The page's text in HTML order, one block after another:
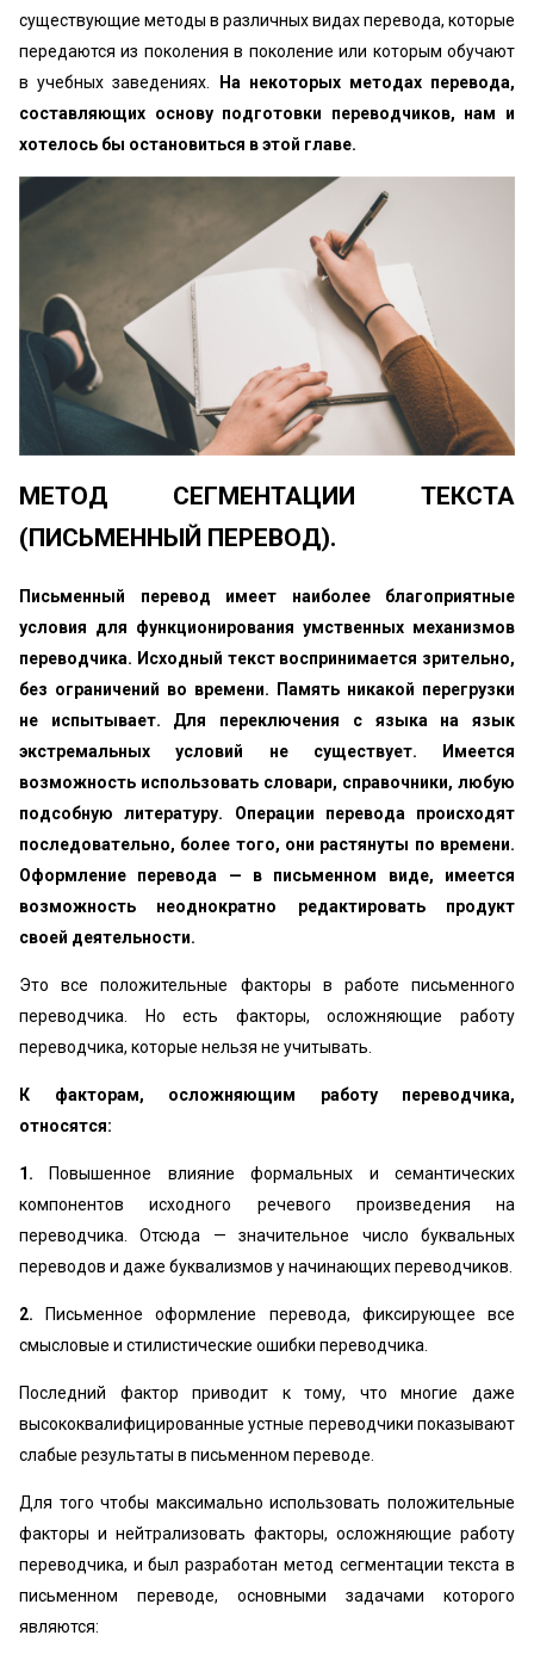
существующие методы в различных видах перевода, которые
передаются из поколения в поколение или которым обучают
в учебных заведениях.
На некоторых методах перевода,
составляющих основу подготовки переводчиков, нам и
хотелось бы остановиться в этой главе.
МЕТОД СЕГМЕНТАЦИИ ТЕКСТА
(ПИСЬМЕННЫЙ ПЕРЕВОД).
Письменный перевод имеет наиболее благоприятные
условия для функционирования умственных механизмов
переводчика. Исходный текст воспринимается зрительно,
без ограничений во времени. Память никакой перегрузки
не испытывает. Для переключения с языка на язык
экстремальных условий не существует. Имеется
возможность использовать словари, справочники, любую
подсобную литературу. Операции перевода происходят
последовательно, более того, они растянуты по времени.
Оформление перевода — в письменном виде, имеется
возможность неоднократно редактировать продукт
своей деятельности.
Это все положительные факторы в работе письменного
переводчика. Но есть факторы, осложняющие работу
переводчика, которые нельзя не учитывать.
К факторам, осложняющим работу переводчика,
относятся:
1. Повышенное влияние формальных и семантических
компонентов исходного речевого произведения на
переводчика. Отсюда — значительное число буквальных
переводов и даже буквализмов у начинающих переводчиков.
2. Письменное оформление перевода, фиксирующее все
смысловые и стилистические ошибки переводчика.
Последний фактор приводит к тому, что многие даже
высококвалифицированные устные переводчики показывают
слабые результаты в письменном переводе.
Для того чтобы максимально использовать положительные
факторы и нейтрализовать факторы, осложняющие работу
переводчика, и был разработан метод сегментации текста в
письменном переводе, основными задачами которого
являются: